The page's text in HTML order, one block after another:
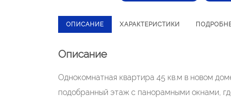
ОПИСАНИЕ ХАРАКТЕРИСТИКИ
Описание
Однокомнатная квартира 45 кв.м в новом
подобранный этаж с панорамными окнами,